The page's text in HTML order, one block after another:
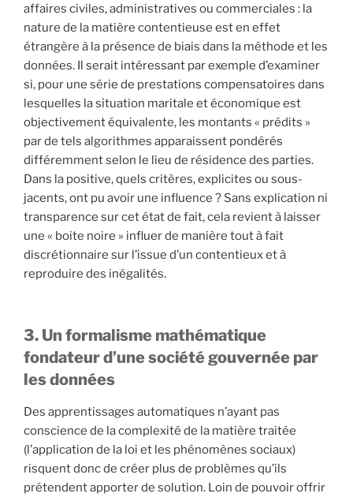
affaires civiles, administratives ou commerciales : la
nature de la matière contentieuse est en effet
étrangère à la présence de biais dans la méthode et les
données. Il serait intéressant par exemple d’examiner
si, pour une série de prestations compensatoires dans
lesquelles la situation maritale et économique est
objectivement équivalente, les montants « prédits »
par de tels algorithmes apparaissent pondérés
différemment selon le lieu de résidence des parties.
Dans la positive, quels critères, explicites ou sous-
jacents, ont pu avoir une influence ? Sans explication ni
transparence sur cet état de fait, cela revient à laisser
une « boite noire » influer de manière tout à fait
discrétionnaire sur l’issue d’un contentieux et à
reproduire des inégalités.
3. Un formalisme mathématique
fondateur d’une société gouvernée par
les données
Des apprentissages automatiques n’ayant pas
conscience de la complexité de la matière traitée
(l’application de la loi et les phénomènes sociaux)
risquent donc de créer plus de problèmes qu’ils
prétendent apporter de solution. Loin de pouvoir offrir